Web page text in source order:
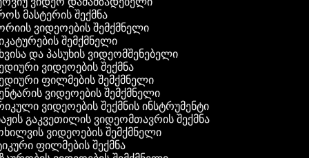
მასტერის შექმნა
ვიდეოების შემქმნელი
შემქმნელი
და პასუხის ვიდეომშენებელი
ვიდეოების შექმნა
ფილმების შემქმნელი
ვიდეოების შემქმნელი
ვიდეოების შექმნის ინსტრუმენტი
გაკვეთილის ვიდეომთავრის შექმნა
ვიდეოების შემქმნელი
ფილმების შექმნა